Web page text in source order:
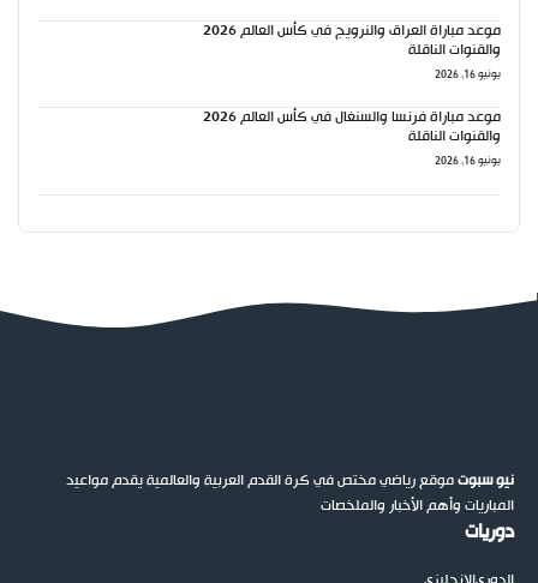
موعد مباراة العراق والنرويج في كأس العالم 2026
والقنوات الناقلة
يونيو 16, 2026
موعد مباراة فرنسا والسنغال في كأس العالم 2026
والقنوات الناقلة
يونيو 16, 2026
نيو سبوتموقع رياضي مختص في كرة القدم العربية والعالمية يقدم مواعيد
المباريات وأهم الأخبار والملخصات
دوريات